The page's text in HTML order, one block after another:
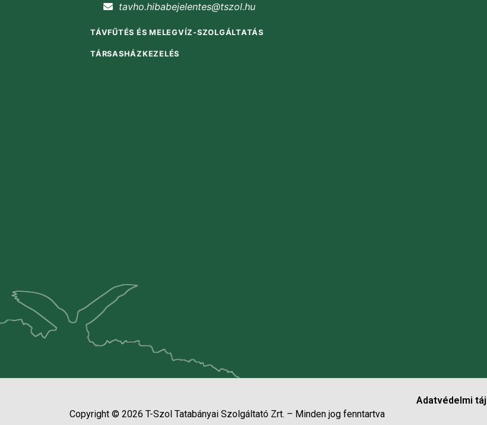
tavho.hibabejelentes@tszol.hu
TÁVFŰTÉS ÉS MELEGVÍZ-SZOLGÁLTATÁS
TÁRSASHÁZKEZELÉS
Copyright © 2026 T-Szol Tatabányai Szolgáltató Zrt. – Minden jog fenntartva
Adatvédelmi